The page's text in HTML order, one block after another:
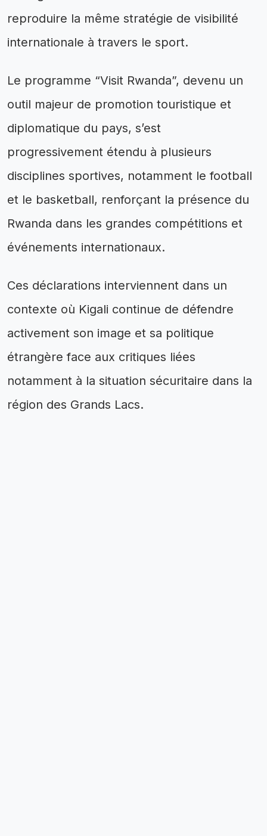
reproduire la même stratégie de visibilité
internationale à travers le sport.
Le programme “Visit Rwanda”, devenu un
outil majeur de promotion touristique et
diplomatique du pays, s’est
progressivement étendu à plusieurs
disciplines sportives, notamment le football
et le basketball, renforçant la présence du
Rwanda dans les grandes compétitions et
événements internationaux.
Ces déclarations interviennent dans un
contexte où Kigali continue de défendre
activement son image et sa politique
étrangère face aux critiques liées
notamment à la situation sécuritaire dans la
région des Grands Lacs.